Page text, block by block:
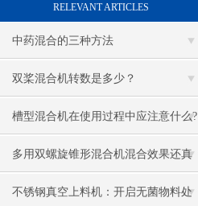
RELEVANT ARTICLES
中药混合的三种方法
双桨混合机转数是多少？
槽型混合机在使用过程中应注意什么?
多用双螺旋锥形混合机混合效果还真
是理想
不锈钢真空上料机：开启无菌物料处